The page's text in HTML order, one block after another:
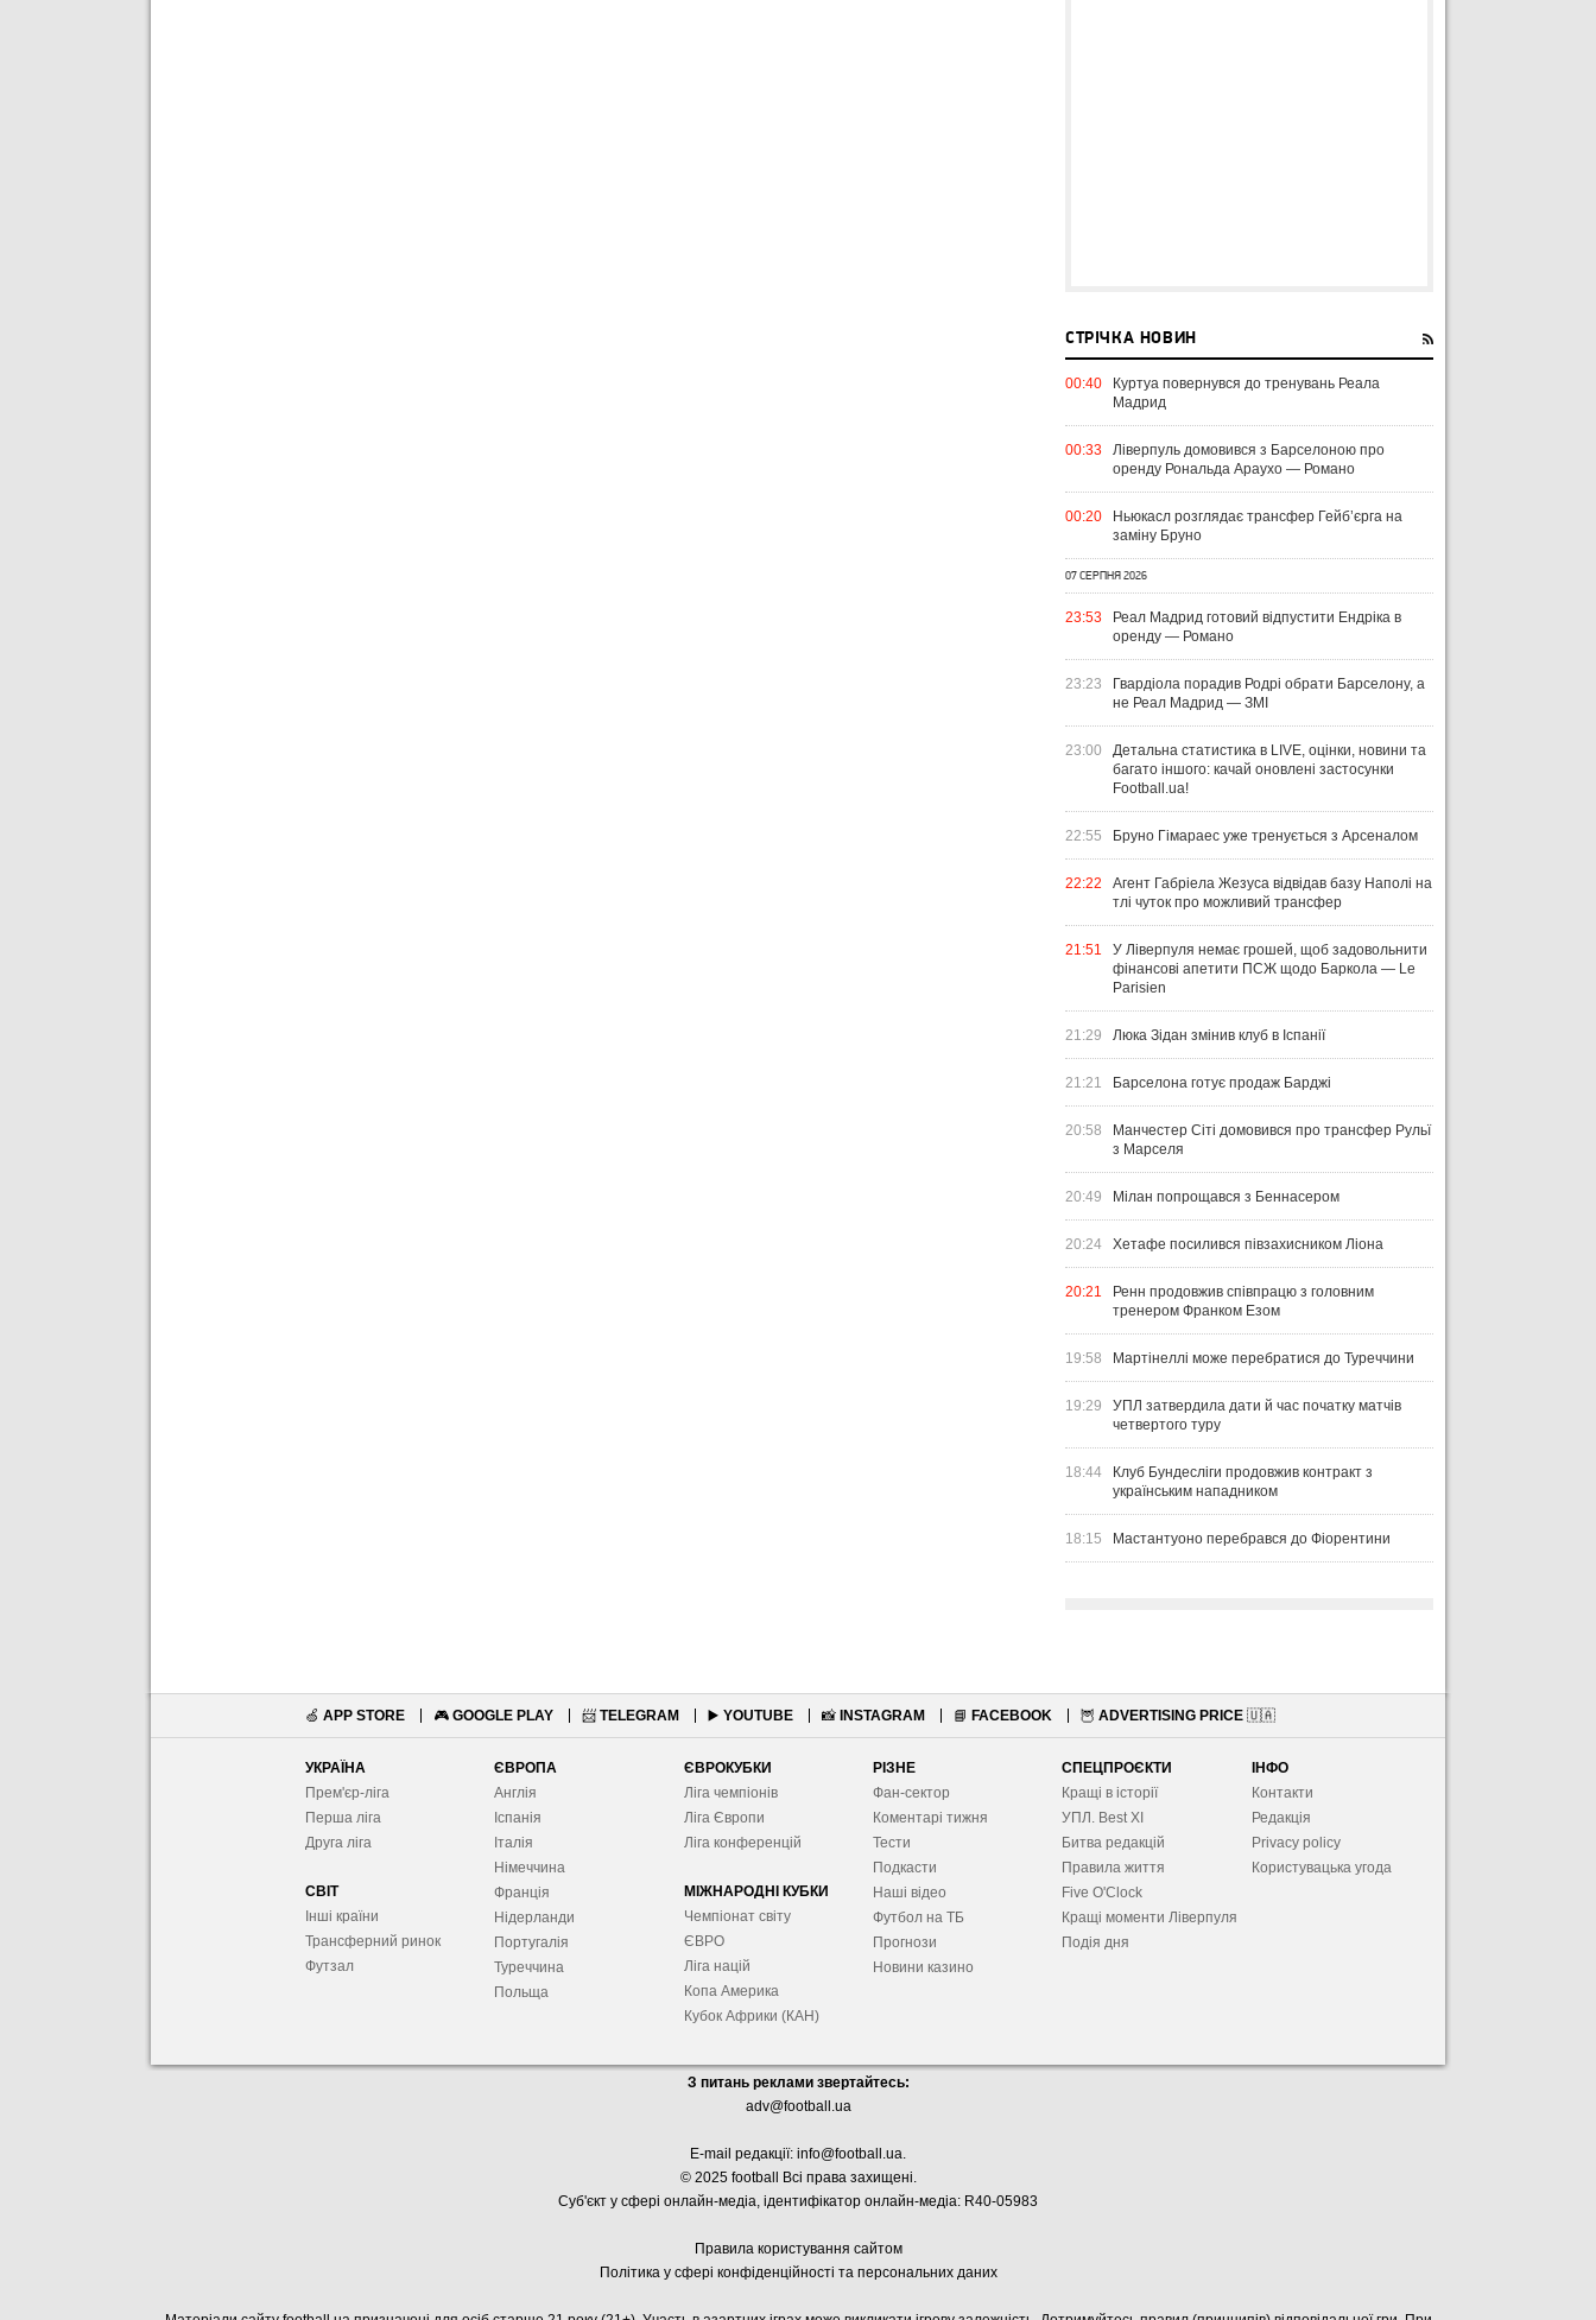
СТРІЧКА НОВИН
00:40
Куртуа повернувся до тренувань Реала
Мадрид
00:33
Ліверпуль домовився з Барселоною про
оренду Рональда Араухо — Романо
00:20
Ньюкасл розглядає трансфер Гейб’єрга на
заміну Бруно
07 СЕРПНЯ 2026
23:53
Реал Мадрид готовий відпустити Ендріка в
оренду — Романо
23:23
Гвардіола порадив Родрі обрати Барселону, а
не Реал Мадрид — ЗМІ
23:00
Детальна статистика в LIVE, оцінки, новини та
багато іншого: качай оновлені застосунки
Football.ua!
22:55 Бруно Гімараес уже тренується з Арсеналом
22:22
Агент Габріела Жезуса відвідав базу Наполі на
тлі чуток про можливий трансфер
21:51
У Ліверпуля немає грошей, щоб задовольнити
фінансові апетити ПСЖ щодо Баркола — Le
Parisien
21:29 Люка Зідан змінив клуб в Іспанії
21:21 Барселона готує продаж Барджі
20:58
Манчестер Сіті домовився про трансфер Рульї
з Марселя
20:49 Мілан попрощався з Беннасером
20:24 Хетафе посилився півзахисником Ліона
20:21
Ренн продовжив співпрацю з головним
тренером Франком Езом
19:58 Мартінеллі може перебратися до Туреччини
19:29
УПЛ затвердила дати й час початку матчів
четвертого туру
18:44
Клуб Бундесліги продовжив контракт з
українським нападником
18:15 Мастантуоно перебрався до Фіорентини
🍏 APP STORE 🎮 GOOGLE PLAY 📨 TELEGRAM ▶️ YOUTUBE 📸 INSTAGRAM 📘 FACEBOOK 🦉 ADVERTISING PRICE 🇺🇦
УКРАЇНА
Прем'єр-ліга
Перша ліга
Друга ліга
СВІТ
Інші країни
Трансферний ринок
Футзал
ЄВРОПА
Англія
Іспанія
Італія
Німеччина
Франція
Нідерланди
Португалія
Туреччина
Польща
ЄВРОКУБКИ
Ліга чемпіонів
Ліга Європи
Ліга конференцій
МІЖНАРОДНІ КУБКИ
Чемпіонат світу
ЄВРО
Ліга націй
Копа Америка
Кубок Африки (КАН)
РІЗНЕ
Фан-сектор
Коментарі тижня
Тести
Подкасти
Наші відео
Футбол на ТБ
Прогнози
Новини казино
СПЕЦПРОЄКТИ
Кращі в історії
УПЛ. Best XІ
Битва редакцій
Правила життя
Five O'Clock
Кращі моменти Ліверпуля
Подія дня
ІНФО
Контакти
Редакція
Privacy policy
Користувацька угода
З питань реклами звертайтесь:
adv@football.ua
E-mail редакції: info@football.ua.
© 2025 football Всі права захищені.
Суб'єкт у сфері онлайн-медіа, ідентифікатор онлайн-медіа: R40-05983
Правила користування сайтом
Політика у сфері конфіденційності та персональних даних